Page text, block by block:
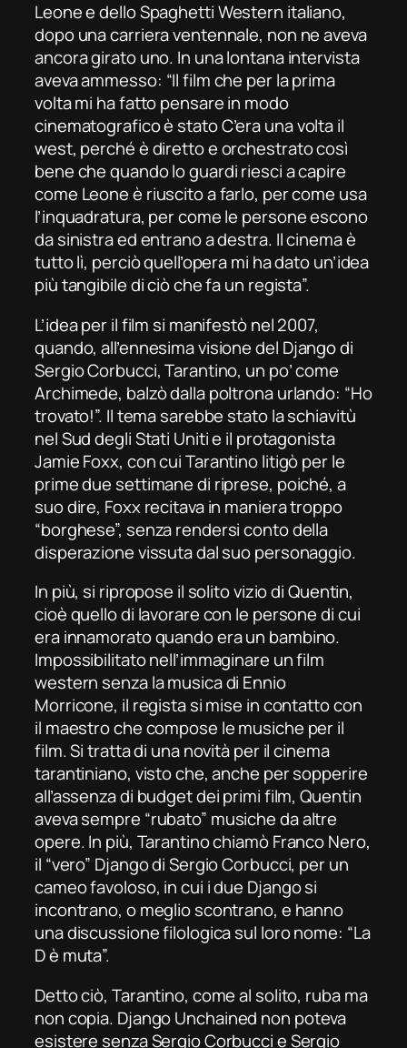
Leone e delloSpaghetti Western italiano,
dopo una carriera ventennale, non ne aveva
ancora girato uno. In una lontana intervista
aveva ammesso: “Il film che per la prima
volta mi ha fatto pensare in modo
cinematografico è statoC’era una volta il
west, perché è diretto e orchestrato così
bene che quando lo guardi riesci a capire
come Leone è riuscito a farlo, per come usa
l’inquadratura, per come le persone escono
da sinistra ed entrano a destra. Il cinema è
tutto lì, perciò quell’opera mi ha dato un’idea
più tangibile di ciò che fa un regista”.
L’idea per il film si manifestò nel 2007,
quando, all’ennesima visione del Djangodi
Sergio Corbucci, Tarantino, un po’ come
Archimede, balzò dalla poltrona urlando: “Ho
trovato!”. Il tema sarebbe stato la schiavitù
nel Sud degli Stati Uniti e il protagonista
Jamie Foxx, con cui Tarantino litigò per le
prime due settimane di riprese, poiché, a
suo dire, Foxx recitava in maniera troppo
“borghese”, senza rendersi conto della
disperazione vissuta dal suo personaggio.
In più, si ripropose il solito vizio di Quentin,
cioè quello di lavorare con le persone di cui
era innamorato quando era un bambino.
Impossibilitato nell’immaginare un film
western senza la musica di Ennio
Morricone, il regista si mise in contatto con
il maestro che compose le musiche per il
film. Si tratta di una novità per il cinema
tarantiniano, visto che, anche per sopperire
all’assenza di budget dei primi film, Quentin
aveva sempre “rubato” musiche da altre
opere. In più, Tarantino chiamò Franco Nero,
il “vero” Django di Sergio Corbucci, per un
cameo favoloso, in cui i due Django si
incontrano, o meglio scontrano, e hanno
una discussione filologica sul loro nome: “La
D è muta”.
Detto ciò, Tarantino, come al solito, ruba ma
non copia. Django Unchained non poteva
esistere senza Sergio Corbucci e Sergio